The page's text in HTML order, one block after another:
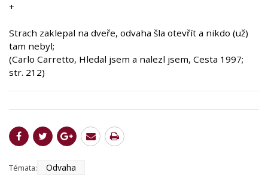
+
Strach zaklepal na dveře, odvaha šla otevřít a nikdo (už)
tam nebyl;
(Carlo Carretto, Hledal jsem a nalezl jsem, Cesta 1997;
str. 212)
Témata: Odvaha